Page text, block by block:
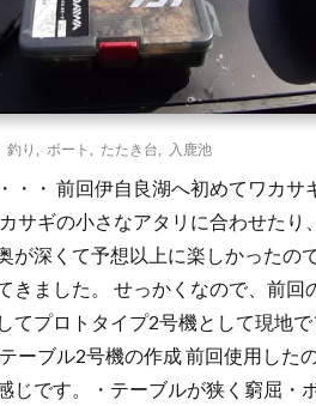
釣り ボート たたき台 入鹿池
・・ 前回伊自良湖へ初めてワカサ
サギの小さなアタリに合わせたり
が深くて予想以上に楽しかったの
きました。 せっかくなので、前回
てプロトタイプ2号機として現地
ーブル2号機の作成 前回使用した
じです。・テーブルが狭く窮屈・